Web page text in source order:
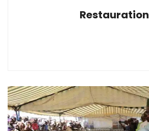
Restauration